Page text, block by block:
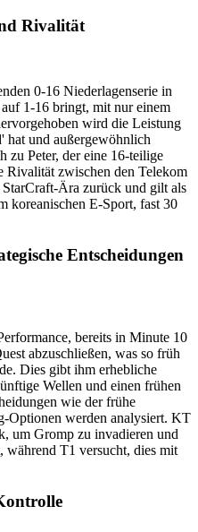
Rivalität
0-16 Niederlagenserie in
1-16 bringt, mit nur einem
wird die Leistung
hat und außergewöhnlich
zu Peter, der eine 16-teilige
Rivalität zwischen den Telekom
Ära zurück und gilt als
koreanischen E-Sport, fast 30
Entscheidungen
bereits in Minute 10
abzuschließen, was so früh
Dies gibt ihm erhebliche
Wellen und einen frühen
wie der frühe
Optionen werden analysiert. KT
um Gromp zu invadieren und
während T1 versucht, dies mit